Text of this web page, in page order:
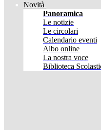
Novità
Panoramica
Le notizie
Le circolari
Calendario eventi
Albo online
La nostra voce
Biblioteca